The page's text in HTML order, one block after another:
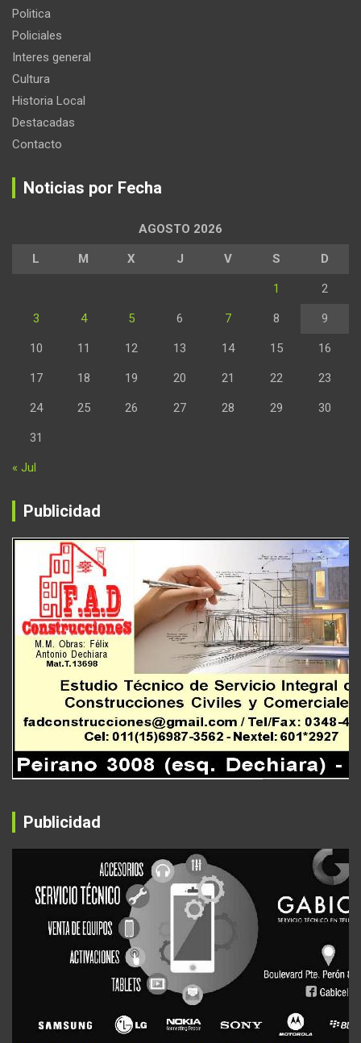
Politica
Policiales
Interes general
Cultura
Historia Local
Destacadas
Contacto
Noticias por Fecha
AGOSTO 2026
L M X J V S D
1 2
3 4 5 6 7 8 9
10 11 12 13 14 15 16
17 18 19 20 21 22 23
24 25 26 27 28 29 30
31
« Jul
Publicidad
Publicidad